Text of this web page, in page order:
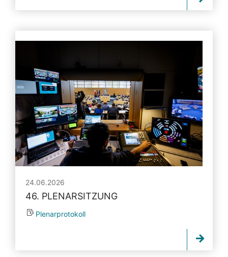
24.06.2026
46. PLENARSITZUNG
Plenarprotokoll